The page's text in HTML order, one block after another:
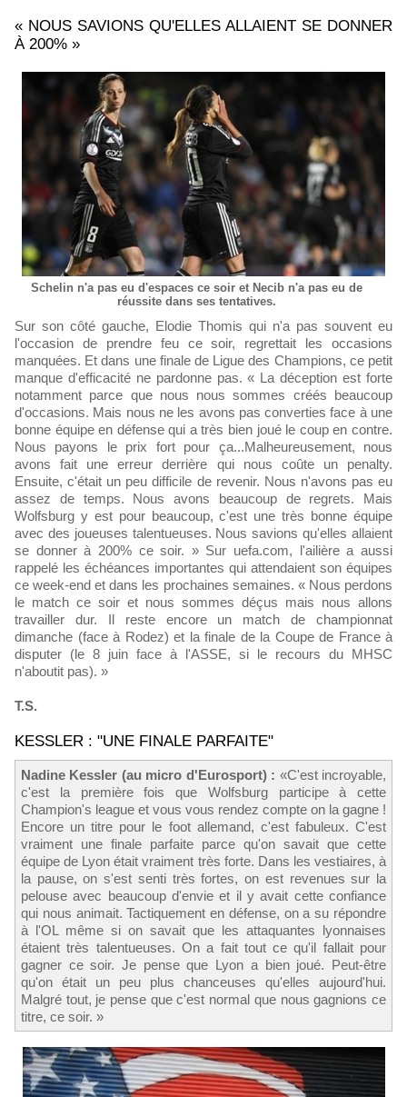
« NOUS SAVIONS QU'ELLES ALLAIENT SE DONNER
À 200% »
Schelin n'a pas eu d'espaces ce soir et Necib n'a pas eu de
réussite dans ses tentatives.
Sur son côté gauche, Elodie Thomis qui n'a pas souvent eu
l'occasion de prendre feu ce soir, regrettait les occasions
manquées. Et dans une finale de Ligue des Champions, ce petit
manque d'efficacité ne pardonne pas. « La déception est forte
notamment parce que nous nous sommes créés beaucoup
d'occasions. Mais nous ne les avons pas converties face à une
bonne équipe en défense qui a très bien joué le coup en contre.
Nous payons le prix fort pour ça...Malheureusement, nous
avons fait une erreur derrière qui nous coûte un penalty.
Ensuite, c'était un peu difficile de revenir. Nous n'avons pas eu
assez de temps. Nous avons beaucoup de regrets. Mais
Wolfsburg y est pour beaucoup, c'est une très bonne équipe
avec des joueuses talentueuses. Nous savions qu'elles allaient
se donner à 200% ce soir. » Sur uefa.com, l'ailière a aussi
rappelé les échéances importantes qui attendaient son équipes
ce week-end et dans les prochaines semaines. « Nous perdons
le match ce soir et nous sommes déçus mais nous allons
travailler dur. Il reste encore un match de championnat
dimanche (face à Rodez) et la finale de la Coupe de France à
disputer (le 8 juin face à l'ASSE, si le recours du MHSC
n'aboutit pas). »
T.S.
KESSLER : "UNE FINALE PARFAITE"
Nadine Kessler (au micro d'Eurosport) : «C'est incroyable,
c'est la première fois que Wolfsburg participe à cette
Champion's league et vous vous rendez compte on la gagne !
Encore un titre pour le foot allemand, c'est fabuleux. C'est
vraiment une finale parfaite parce qu'on savait que cette
équipe de Lyon était vraiment très forte. Dans les vestiaires, à
la pause, on s'est senti très fortes, on est revenues sur la
pelouse avec beaucoup d'envie et il y avait cette confiance
qui nous animait. Tactiquement en défense, on a su répondre
à l'OL même si on savait que les attaquantes lyonnaises
étaient très talentueuses. On a fait tout ce qu'il fallait pour
gagner ce soir. Je pense que Lyon a bien joué. Peut-être
qu'on était un peu plus chanceuses qu'elles aujourd'hui.
Malgré tout, je pense que c'est normal que nous gagnions ce
titre, ce soir. »